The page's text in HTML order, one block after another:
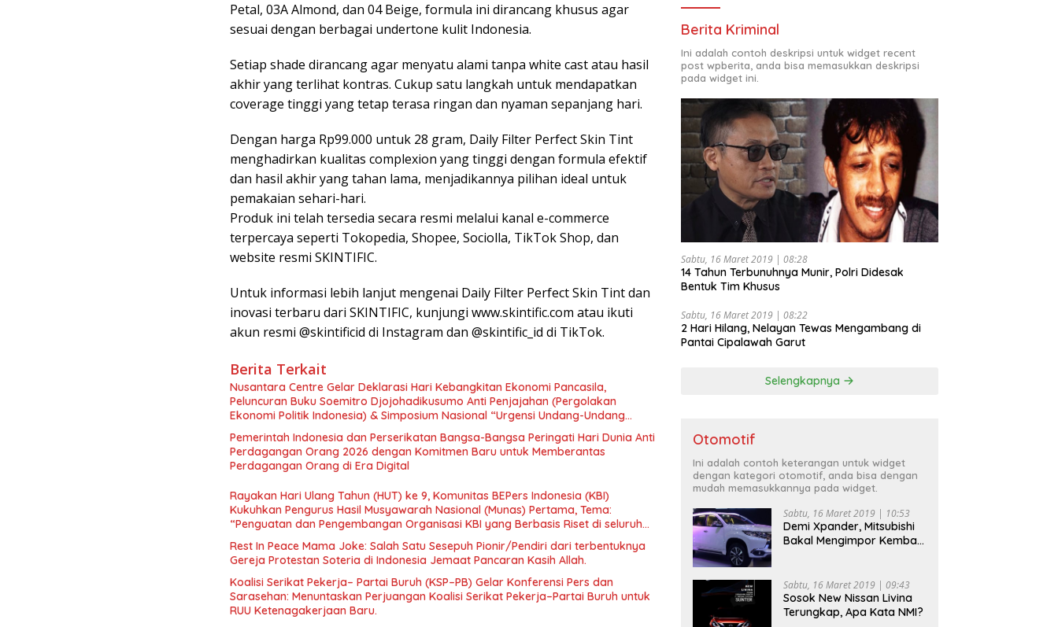
Petal, 03A Almond, dan 04 Beige, formula ini dirancang khusus agar
sesuai dengan berbagai undertone kulit Indonesia.
Setiap shade dirancang agar menyatu alami tanpa white cast atau hasil
akhir yang terlihat kontras. Cukup satu langkah untuk mendapatkan
coverage tinggi yang tetap terasa ringan dan nyaman sepanjang hari.
Dengan harga Rp99.000 untuk 28 gram, Daily Filter Perfect Skin Tint
menghadirkan kualitas complexion yang tinggi dengan formula efektif
dan hasil akhir yang tahan lama, menjadikannya pilihan ideal untuk
pemakaian sehari-hari.
Produk ini telah tersedia secara resmi melalui kanal e-commerce
terpercaya seperti Tokopedia, Shopee, Sociolla, TikTok Shop, dan
website resmi SKINTIFIC.
Untuk informasi lebih lanjut mengenai Daily Filter Perfect Skin Tint dan
inovasi terbaru dari SKINTIFIC, kunjungi www.skintific.com atau ikuti
akun resmi @skintificid di Instagram dan @skintific_id di TikTok.
Berita Terkait
Nusantara Centre Gelar Deklarasi Hari Kebangkitan Ekonomi Pancasila,
Peluncuran Buku Soemitro Djojohadikusumo Anti Penjajahan (Pergolakan
Ekonomi Politik Indonesia) & Simposium Nasional “Urgensi Undang-Undang
Perekonomian Nasional dan Kesejahteraan Sosial dalam Menata Bangsa Menuju
Indonesia Emas 2045”,
Pemerintah Indonesia dan Perserikatan Bangsa-Bangsa Peringati Hari Dunia Anti
Perdagangan Orang 2026 dengan Komitmen Baru untuk Memberantas
Perdagangan Orang di Era Digital
Rayakan Hari Ulang Tahun (HUT) ke 9, Komunitas BEPers Indonesia (KBI)
Kukuhkan Pengurus Hasil Musyawarah Nasional (Munas) Pertama, Tema:
“Penguatan dan Pengembangan Organisasi KBI yang Berbasis Riset di seluruh
Indonesia dan Mancanegara”.
Rest In Peace Mama Joke: Salah Satu Sesepuh Pionir/Pendiri dari terbentuknya
Gereja Protestan Soteria di Indonesia Jemaat Pancaran Kasih Allah.
Koalisi Serikat Pekerja– Partai Buruh (KSP–PB) Gelar Konferensi Pers dan
Sarasehan: Menuntaskan Perjuangan Koalisi Serikat Pekerja–Partai Buruh untuk
RUU Ketenagakerjaan Baru.
Berita Kriminal
Ini adalah contoh deskripsi untuk widget recent
post wpberita, anda bisa memasukkan deskripsi
pada widget ini.
Sabtu, 16 Maret 2019 | 08:28
14 Tahun Terbunuhnya Munir, Polri Didesak
Bentuk Tim Khusus
Sabtu, 16 Maret 2019 | 08:22
2 Hari Hilang, Nelayan Tewas Mengambang di
Pantai Cipalawah Garut
Selengkapnya
Otomotif
Ini adalah contoh keterangan untuk widget
dengan kategori otomotif, anda bisa dengan
mudah memasukkannya pada widget.
Sabtu, 16 Maret 2019 | 10:53
Demi Xpander, Mitsubishi
Bakal Mengimpor Kembali
Sabtu, 16 Maret 2019 | 09:43
Sosok New Nissan Livina
Terungkap, Apa Kata NMI?